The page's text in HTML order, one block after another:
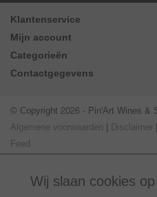
Klantenservice
Mijn account
Categorieën
Contactgegevens
© Copyright 2026 - Pin'Art Wines &
Algemene voorwaarden | Disclaimer |
Feed
Wij slaan cookies